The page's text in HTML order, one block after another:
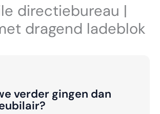
directiebureau |
dragend ladeblok
verder gingen dan